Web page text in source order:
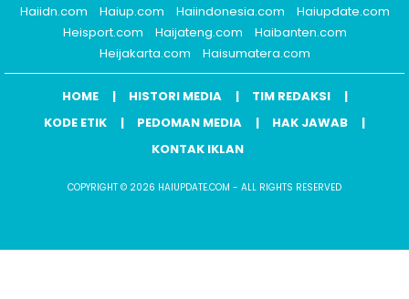
Haiidn.com
Haiup.com Haiindonesia.com
Haiupdate.com
Heisport.com
Haijateng.com
Haibanten.com
Heijakarta.com
Haisumatera.com
HOME HISTORI MEDIA
TIM REDAKSI
KODE ETIK
PEDOMAN MEDIA
HAK JAWAB
KONTAK IKLAN
COPYRIGHT © 2026 HAIUPDATE.COM - ALL RIGHTS RESERVED